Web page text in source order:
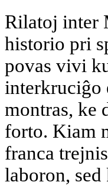
Rilatoj inter
historio pri
povas vivi
interkruciĝo
montras, ke
forto. Kiam
franca
laboron,